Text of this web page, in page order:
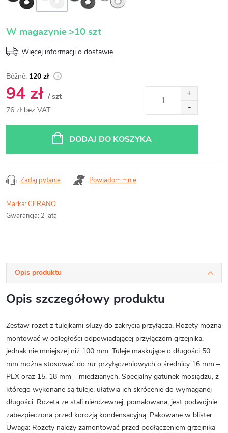
W magazynie>10 szt
Więcej informacji o dostawie
120 zł
94 zł / szt
76 zł bez VAT
DODAJ DO KOSZYKA
Zadaj pytanie Powiadom mnie
Marka:CERANO
Gwarancja: 2 lata
Opis produktu
Opis szczegółowy produktu
Zestaw rozet z tulejkami służy do zakrycia przyłącza. Rozety można
montować w odległości odpowiadającej przyłączom grzejnika,
jednak nie mniejszej niż 100 mm. Tuleje maskujące o długości 50
mm można stosować do rur przyłączeniowych o średnicy 16 mm –
PEX oraz 15, 18 mm – miedzianych. Specjalny gatunek mosiądzu, z
którego wykonane są tuleje, ułatwia ich skrócenie do wymaganej
długości. Rozeta ze stali nierdzewnej, pomalowana, jest podwójnie
zabezpieczona przed korozją kondensacyjną. Pakowane w blister.
Uwaga: Rozety należy zamontować przed podłączeniem grzejnika